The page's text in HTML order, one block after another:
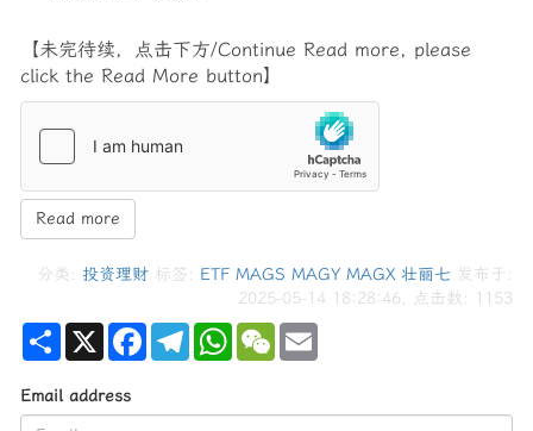
【未完待续，点击下方/Continue Read more, please
click the Read More button】
Read more
分类: 投资理财 标签: ETF MAGS MAGY MAGX 壮丽七 发布于:
2025-05-14 18:28:46, 点击数: 1153
Share X FacebookTelegramWhatsApp
WeChat
Email address